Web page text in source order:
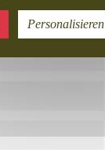
Personalisieren